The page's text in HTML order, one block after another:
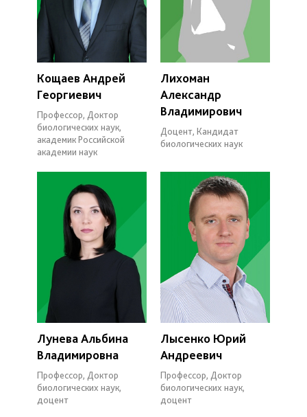
Кощаев Андрей
Георгиевич
Профессор, Доктор
биологических наук,
академик Российской
академии наук
Лихоман
Александр
Владимирович
Доцент, Кандидат
биологических наук
Лунева Альбина
Владимировна
Профессор, Доктор
биологических наук,
доцент
Лысенко Юрий
Андреевич
Профессор, Доктор
биологических наук,
доцент